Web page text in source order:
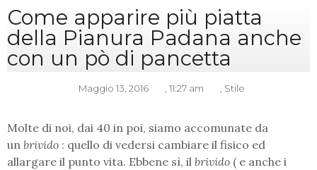
Come apparire più piatta
della Pianura Padana anche
con un pò di pancetta
Maggio 13, 2016 11:27 am Stile
Molte di noi, dai 40 in poi, siamo accomunate da
un brivido : quello di vedersi cambiare il fisico ed
allargare il punto vita. Ebbene sì, il brivido ( e anche i